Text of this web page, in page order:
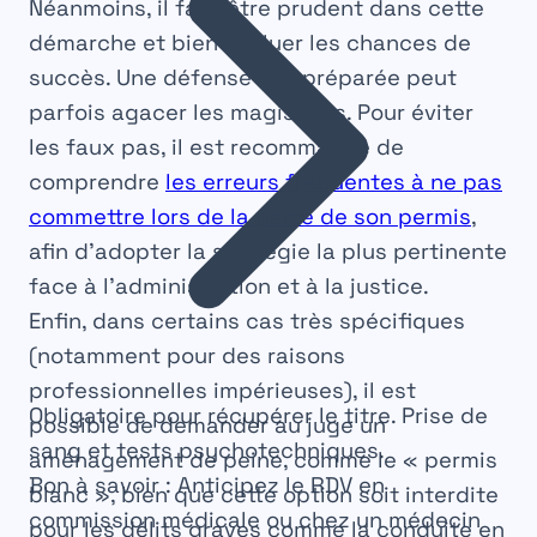
Obligatoire pour récupérer le titre. Prise de
sang et tests psychotechniques.
Bon à savoir : Anticipez le RDV en
commission médicale ou chez un médecin
Néanmoins, il faut être prudent dans cette
démarche et bien évaluer les chances de
succès. Une défense mal préparée peut
parfois agacer les magistrats. Pour éviter
les faux pas, il est recommandé de
comprendre les erreurs fréquentes à ne pas
commettre lors de la perte de son permis,
afin d’adopter la stratégie la plus pertinente
face à l’administration et à la justice.
Enfin, dans certains cas très spécifiques
(notamment pour des raisons
professionnelles impérieuses), il est
possible de demander au juge un
aménagement de peine, comme le « permis
blanc », bien que cette option soit interdite
pour les délits graves comme la conduite en